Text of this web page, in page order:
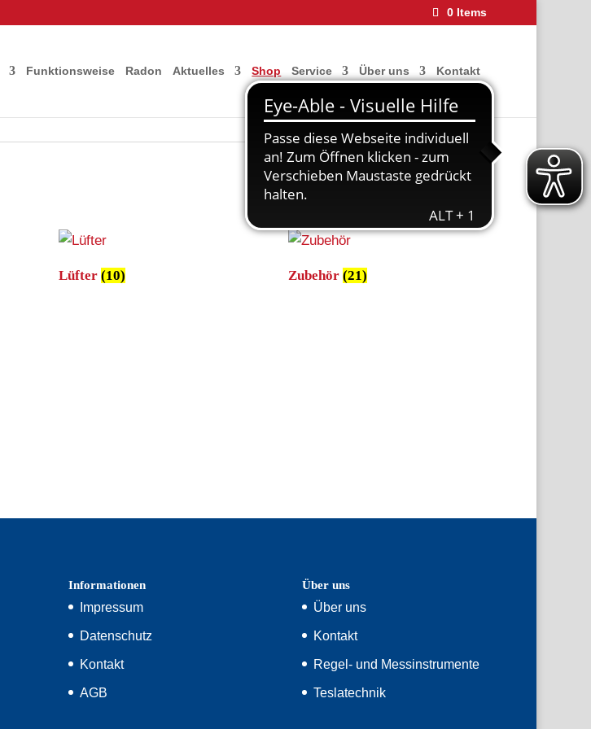
0 Items
Funktionsweise Radon Aktuelles Shop Service Über uns Kontakt
Lüfter(10) Zubehör (21)
Informationen
Impressum
Datenschutz
Kontakt
AGB
Über uns
Über uns
Kontakt
Regel- und Messinstrumente
Teslatechnik